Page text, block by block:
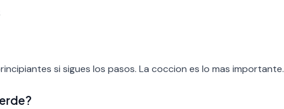
si sigues los pasos. La coccion es lo mas importante.